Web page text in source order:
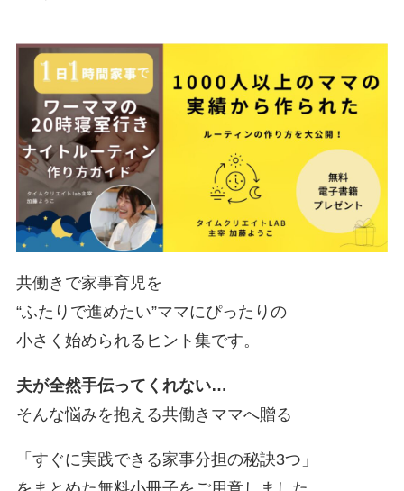
共働きで家事育児を
“ふたりで進めたい”ママにぴったりの
小さく始められるヒント集です。
夫が全然手伝ってくれない…
そんな悩みを抱える共働きママへ贈る
「すぐに実践できる家事分担の秘訣3つ」